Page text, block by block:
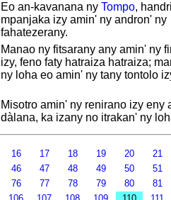
Eo an-kavanana ny Tompo,
mpanjaka izy amin' ny andron' ny
fahatezerany.
Manao ny fitsarany any amin' ny
izy, feno faty hatraiza hatraiza;
ny loha eo amin' ny tany tontolo
Misotro amin' ny renirano izy eny
dàlana, ka izany no itrakan' ny
16 17 18 19 20 21
46 47 48 49 50 51
76 77 78 79 80 81